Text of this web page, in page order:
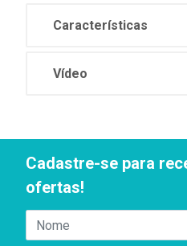
Características
Vídeo
Cadastre-se para
ofertas!